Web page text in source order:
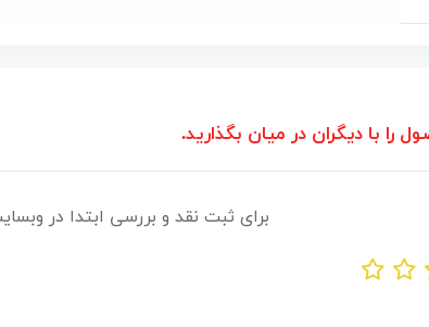
را با دیگران در میان بگذارید.
برای ثبت نقد و بررسی ابتدا در